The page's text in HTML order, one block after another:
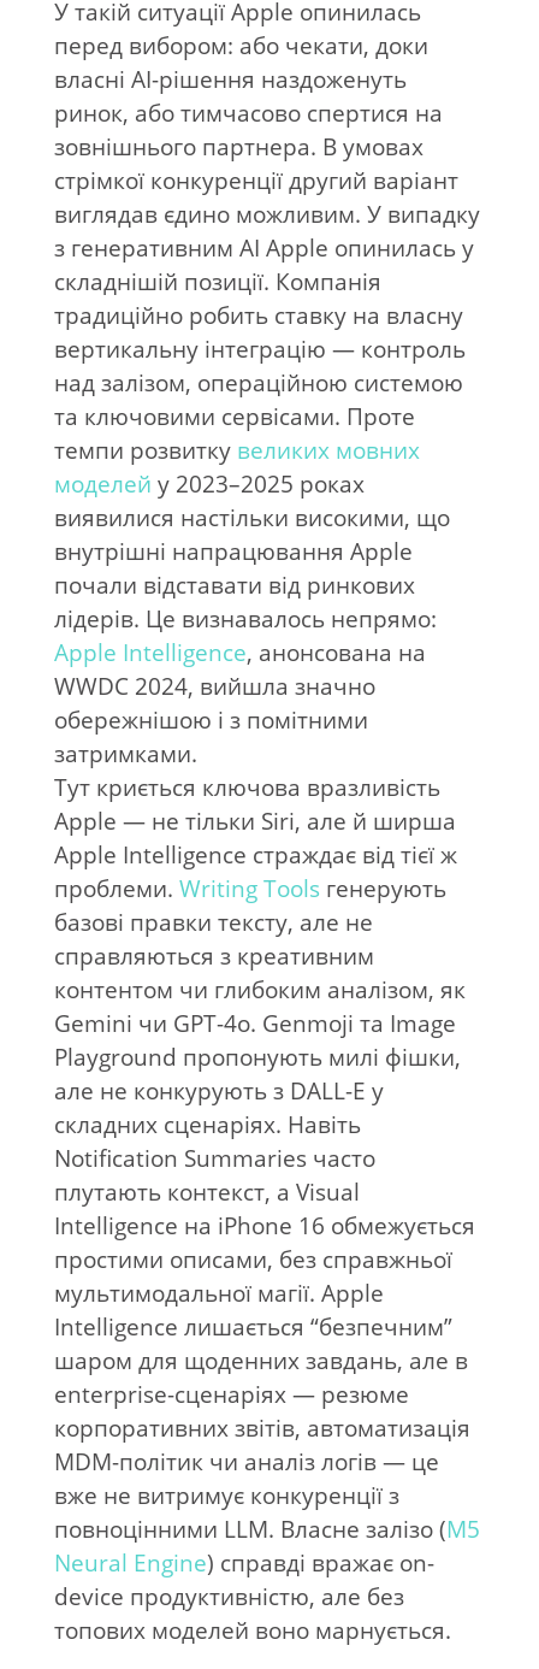
У такій ситуації Apple опинилась
перед вибором: або чекати, доки
власні AI-рішення наздоженуть
ринок, або тимчасово спертися на
зовнішнього партнера. В умовах
стрімкої конкуренції другий варіант
виглядав єдино можливим. У випадку
з генеративним AI Apple опинилась у
складнішій позиції. Компанія
традиційно робить ставку на власну
вертикальну інтеграцію — контроль
над залізом, операційною системою
та ключовими сервісами. Проте
темпи розвитку великих мовних
моделей у 2023–2025 роках
виявилися настільки високими, що
внутрішні напрацювання Apple
почали відставати від ринкових
лідерів. Це визнавалось непрямо:
Apple Intelligence, анонсована на
WWDC 2024, вийшла значно
обережнішою і з помітними
затримками.
Тут криється ключова вразливість
Apple — не тільки Siri, але й ширша
Apple Intelligence страждає від тієї ж
проблеми. Writing Toolsгенерують
базові правки тексту, але не
справляються з креативним
контентом чи глибоким аналізом, як
Gemini чи GPT-4o. Genmoji та Image
Playground пропонують милі фішки,
але не конкурують з DALL-E у
складних сценаріях. Навіть
Notification Summaries часто
плутають контекст, а Visual
Intelligence на iPhone 16 обмежується
простими описами, без справжньої
мультимодальної магії. Apple
Intelligence лишається “безпечним”
шаром для щоденних завдань, але в
enterprise-сценаріях — резюме
корпоративних звітів, автоматизація
MDM-політик чи аналіз логів — це
вже не витримує конкуренції з
повноцінними LLM. Власне залізо (M5
Neural Engine) справді вражає on-
device продуктивністю, але без
топових моделей воно марнується.